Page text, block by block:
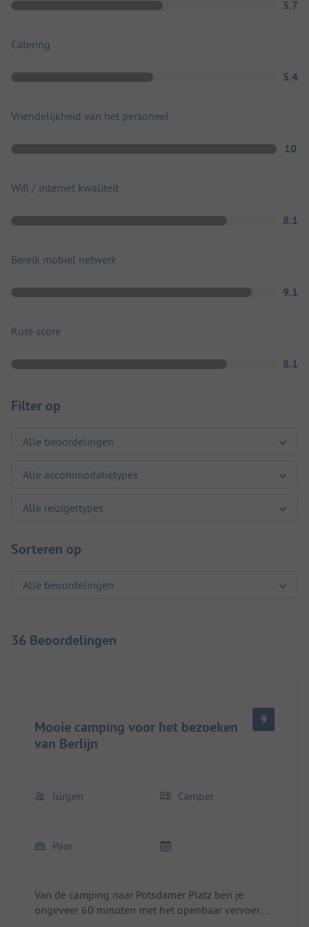
5.7
Catering
5.4
Vriendelijkheid van het personeel
10
Wifi / internet kwaliteit
8.1
Bereik mobiel netwerk
9.1
Rust-score
8.1
Filter op
Sorteren op
36 Beoordelingen
Mooie camping voor het bezoeken
van Berlijn
9
Jürgen Camper
Paar
Van de camping naar Potsdamer Platz ben je
ongeveer 60 minuten met het openbaar vervoer.